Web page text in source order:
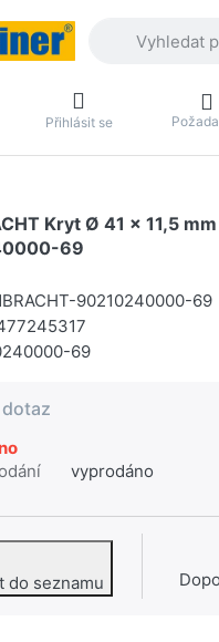
Přihlásit se
Kryt Ø 41 x 11,5
69
90210240000-69
69
vyprodáno
do seznamu